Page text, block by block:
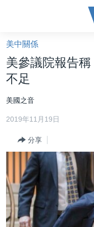
礙
鏈
接
轉
內
到
導
航
跳
轉
美國大選2024
海外港人
新聞自由
揭謊頻道
美國
中國
美中關係
美參議院報告
不足
美國之音
2019年11月19日
分享